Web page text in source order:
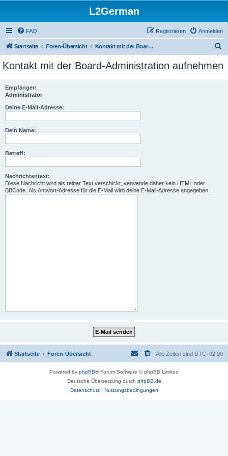
L2German
FAQ Anmelden
Registrieren
Startseite Foren-Übersicht Kontakt mit der Board-Administration aufnehmen
c
Kontakt mit der Board-Administration aufnehmen
Empfänger:
Administrator
Deine E-Mail-Adresse:
Dein Name:
Betreff:
Nachrichtentext:
Diese Nachricht wird als reiner Text verschickt, verwende daher kein HTML oder
BBCode. Als Antwort-Adresse für die E-Mail wird deine E-Mail-Adresse angegeben.
Startseite Foren-Übersicht Alle Zeiten sind UTC+02:00
Powered by phpBB® Forum Software © phpBB Limited
Deutsche Übersetzung durch phpBB.de
Datenschutz| Nutzungsbedingungen